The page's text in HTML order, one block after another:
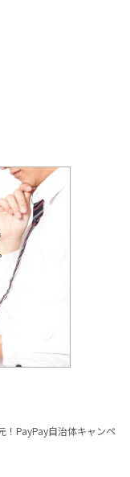
！PayPay自治体キャンペ